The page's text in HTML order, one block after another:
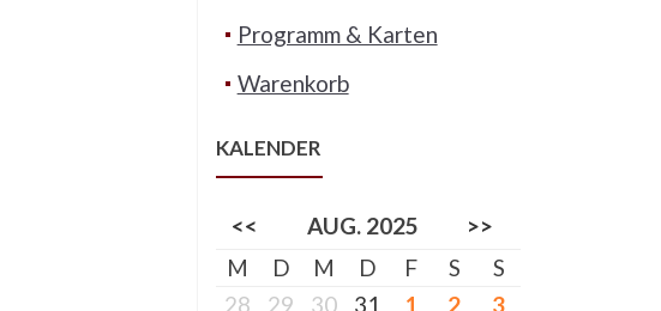
Programm & Karten
Warenkorb
KALENDER
<< AUG. 2025
>>
M
D M D F S
S
28
29 30 31 1 2
3